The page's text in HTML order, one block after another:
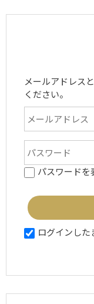
メールアドレス
ください。
パスワードを
ログインした